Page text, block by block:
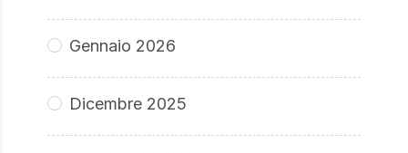
Gennaio 2026
Dicembre 2025